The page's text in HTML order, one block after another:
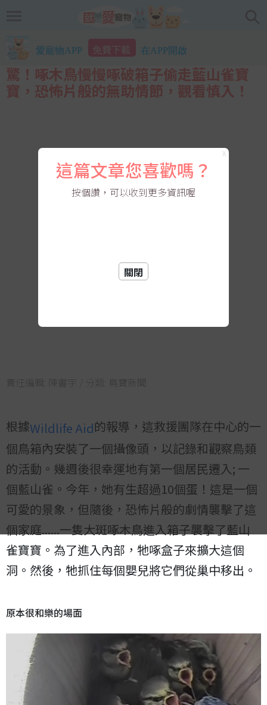
愛寵物APP 免費下載 在APP開啟
驚！啄木鳥慢慢啄破箱子偷走藍山雀寶
寶，恐怖片般的無助情節，觀看慎入！
責任編輯: 陳書宇 / 分類: 鳥寶新聞
根據Wildlife Aid的報導，這救援團隊在中心的一
個鳥箱內安裝了一個攝像頭，以記錄和觀察鳥類
的活動。幾週後很幸運地有第一個居民遷入; 一
個藍山雀。今年，她有生超過10個蛋！這是一個
可愛的景象，但隨後，恐怖片般的劇情襲擊了這
個家庭......一隻大斑啄木鳥進入箱子襲擊了藍山
雀寶寶。為了進入內部，牠啄盒子來擴大這個
洞。然後，牠抓住每個嬰兒將它們從巢中移出。
原本很和樂的場面
X
這篇文章您喜歡嗎？
按個讚，可以收到更多資訊喔
關閉